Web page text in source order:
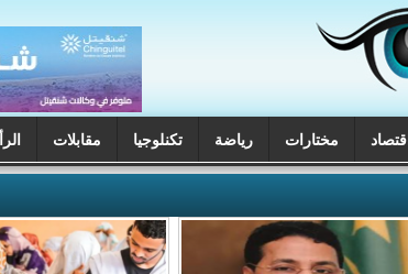
اقتصاد مختارات رياضة تكنلوجيا مقابلات